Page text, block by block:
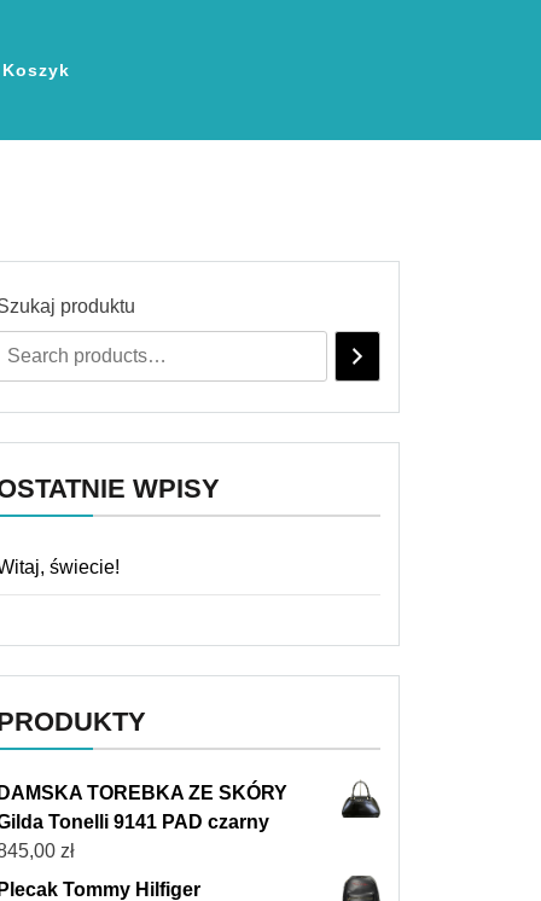
Koszyk
produktu
WPISY
świecie!
DAMSKA TOREBKA ZE SKÓRY
Tonelli 9141 PAD czarny
zł
Plecak Tommy Hilfiger